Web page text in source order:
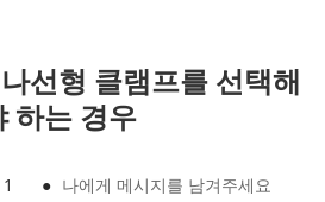
선형 클램프를 선택해
하는 경우
1 ● 나에게 메시지를 남겨주세요